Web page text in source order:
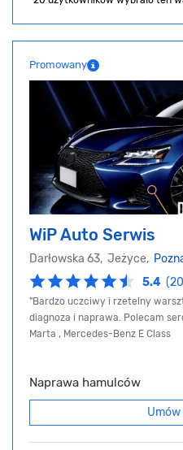
Promowany
WiP Auto Serwis
Darłowska 63, Jeżyce,
5.4
"Bardzo uczciwy i rzetelny
diagnoza i naprawa. Polecam
Marta , Mercedes-Benz E Class
Naprawa hamulców